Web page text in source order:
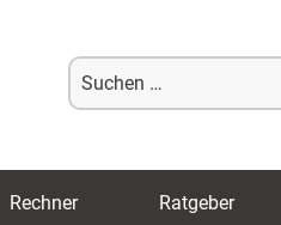
Suche
nach:
Rechner Ratgeber